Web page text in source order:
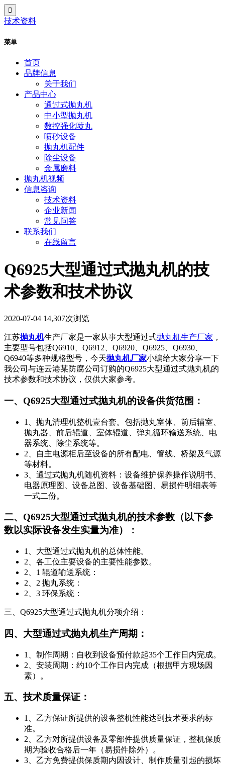
技术资料
菜单
首页
品牌信息
关于我们
产品中心
通过式抛丸机
中小型抛丸机
数控强化喷丸
喷砂设备
抛丸机配件
除尘设备
金属磨料
抛丸机视频
信息咨询
技术资料
企业新闻
常见问答
联系我们
在线留言
Q6925大型通过式抛丸机的技
术参数和技术协议
2020-07-04 14,307次浏览
江苏抛丸机生产厂家是一家从事大型通过式抛丸机生产厂家 ，
主要型号包括Q6910、Q6912、Q6920、Q6925、Q6930、
Q6940等多种规格型号，今天抛丸机厂家小编给大家分享一下
我公司与连云港某防腐公司订购的Q6925大型通过式抛丸机的
技术参数和技术协议，仅供大家参考。
一、Q6925大型通过式抛丸机的设备供货范围：
1、抛丸清理机整机壹台套。包括抛丸室体、前后辅室、
抛丸器、前后辊道、室体辊道、弹丸循环输送系统、电
器系统、除尘系统等。
2、自主电源柜后至设备的所有配电、管线、桥架及气源
等材料。
3、通过式抛丸机随机资料：设备维护保养操作说明书、
电器原理图、设备总图、设备基础图、易损件明细表等
一式二份。
二、Q6925大型通过式抛丸机的技术参数（以下参
数以实际设备发生实量为准）：
1、大型通过式抛丸机的总体性能。
2、各工位主要设备的主要性能参数。
2、1 辊道输送系统：
2、2 抛丸系统：
2、3 环保系统：
三、Q6925大型通过式抛丸机分项介绍：
四、大型通过式抛丸机生产周期：
1、制作周期：自收到设备预付款起35个工作日内完成。
2、安装周期：约10个工作日内完成（根据甲方现场因
素）。
五、技术质量保证：
1、乙方保证所提供的设备整机性能达到技术要求的标
准。
2、乙方对所提供设备及零部件提供质量保证，整机保质
期为验收合格后一年（易损件除外）。
3、乙方免费提供保质期内因设计、制作质量引起的损坏